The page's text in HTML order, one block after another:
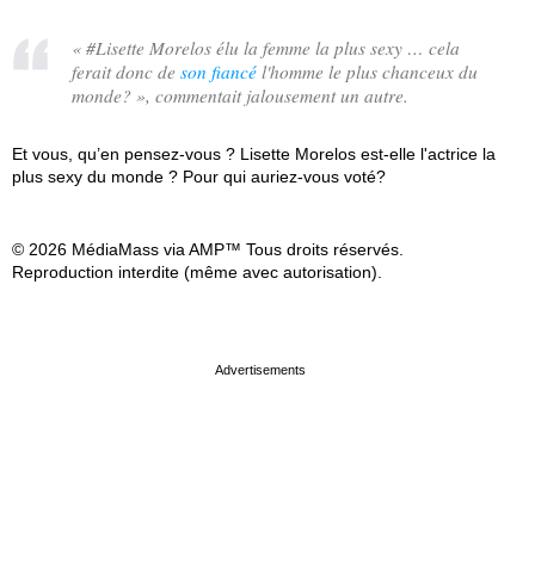
« #Lisette Morelos élu la femme la plus sexy … cela
ferait donc de son fiancé l'homme le plus chanceux du
monde? », commentait jalousement un autre.
Et vous, qu’en pensez-vous ? Lisette Morelos est-elle l'actrice la
plus sexy du monde ? Pour qui auriez-vous voté?
© 2026 MédiaMass via AMP™ Tous droits réservés.
Reproduction interdite (même avec autorisation).